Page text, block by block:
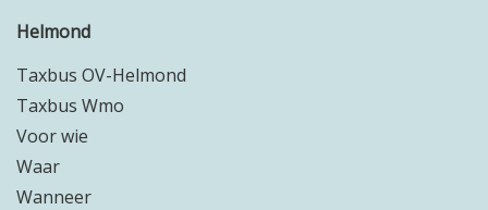
Helmond
Taxbus OV-Helmond
Taxbus Wmo
Voor wie
Waar
Wanneer